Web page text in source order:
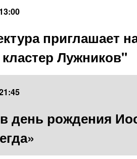
13:00
приглашает
Лужников"
день рождения